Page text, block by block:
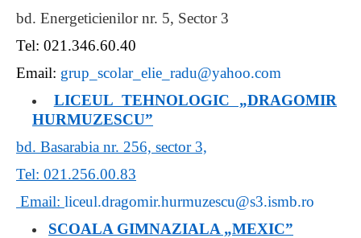
bd. Energeticienilor nr. 5, Sector 3
Tel: 021.346.60.40
Email: grup_scolar_elie_radu@yahoo.com
LICEUL TEHNOLOGIC „DRAGOMIR
HURMUZESCU”
bd. Basarabia nr. 256, sector 3,
Tel: 021.256.00.83
Email: liceul.dragomir.hurmuzescu@s3.ismb.ro
SCOALA GIMNAZIALA „MEXIC”